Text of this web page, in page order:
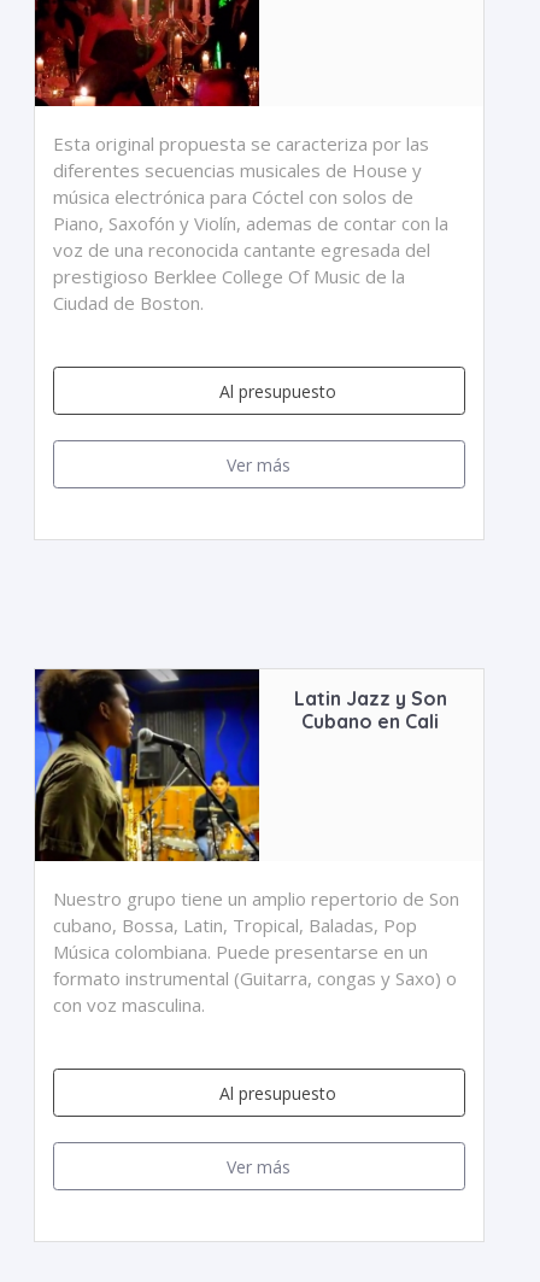
Esta original propuesta se caracteriza por las
diferentes secuencias musicales de House y
música electrónica para Cóctel con solos de
Piano, Saxofón y Violín, ademas de contar con la
voz de una reconocida cantante egresada del
prestigioso Berklee College Of Music de la
Ciudad de Boston.
Al presupuesto
Ver más
Latin Jazz y Son
Cubano en Cali
Nuestro grupo tiene un amplio repertorio de Son
cubano, Bossa, Latin, Tropical, Baladas, P­op
Música colombiana. Puede presentarse en un
formato instrumental (Guitarra, congas y Saxo) o
con voz masculina.
Al presupuesto
Ver más